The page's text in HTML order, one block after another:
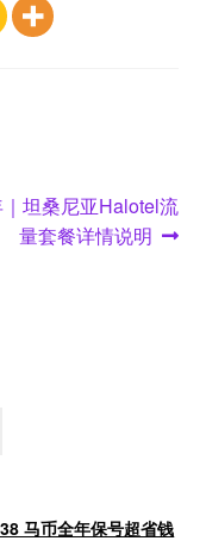
坦桑尼亚Halotel流
量套餐详情说明
马币全年保号超省钱